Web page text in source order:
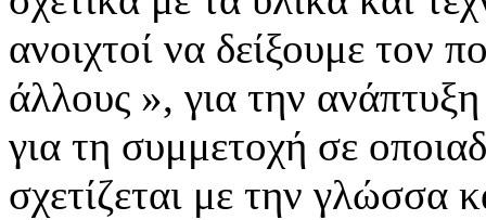
ανοιχτοί να δείξουμε τον
άλλους », για την
για τη συμμετοχή σε
σχετίζεται με την γλώσσα